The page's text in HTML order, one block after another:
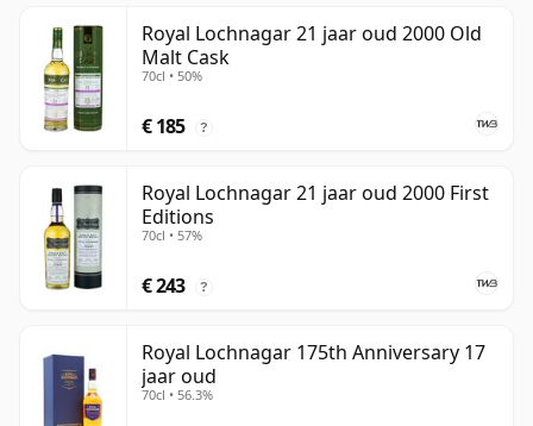
Royal Lochnagar 21 jaar oud 2000 Old
Malt Cask
70cl • 50%
€ 185 ?
Royal Lochnagar 21 jaar oud 2000 First
Editions
70cl • 57%
€ 243 ?
Royal Lochnagar 175th Anniversary 17
jaar oud
70cl • 56.3%